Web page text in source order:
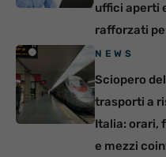
uffici aperti
rafforzati
NEWS
Sciopero
trasporti a
Italia: orari,
e mezzi